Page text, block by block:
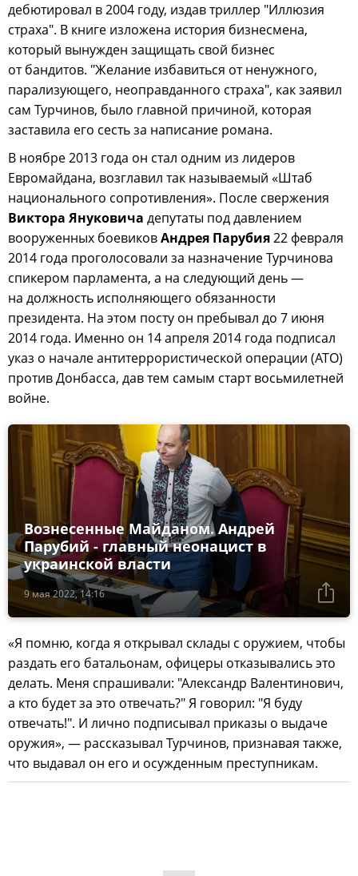
дебютировал в 2004 году, издав триллер "Иллюзия
страха". В книге изложена история бизнесмена,
который вынужден защищать свой бизнес
от бандитов. "Желание избавиться от ненужного,
парализующего, неоправданного страха", как заявил
сам Турчинов, было главной причиной, которая
заставила его сесть за написание романа.
В ноябре 2013 года он стал одним из лидеров
Евромайдана, возглавил так называемый «Штаб
национального сопротивления». После свержения
Виктора Януковича депутаты под давлением
вооруженных боевиковАндрея Парубия22 февраля
2014 года проголосовали за назначение Турчинова
спикером парламента, а на следующий день —
на должность исполняющего обязанности
президента. На этом посту он пребывал до 7 июня
2014 года. Именно он 14 апреля 2014 года подписал
указ о начале антитеррористической операции (АТО)
против Донбасса, дав тем самым старт восьмилетней
войне.
9 мая 2022, 14:16
Вознесенные Майданом. Андрей
Парубий - главный неонацист в
украинской власти
«Я помню, когда я открывал склады с оружием, чтобы
раздать его батальонам, офицеры отказывались это
делать. Меня спрашивали: "Александр Валентинович,
а кто будет за это отвечать?" Я говорил: "Я буду
отвечать!". И лично подписывал приказы о выдаче
оружия», — рассказывал Турчинов, признавая также,
что выдавал он его и осужденным преступникам.